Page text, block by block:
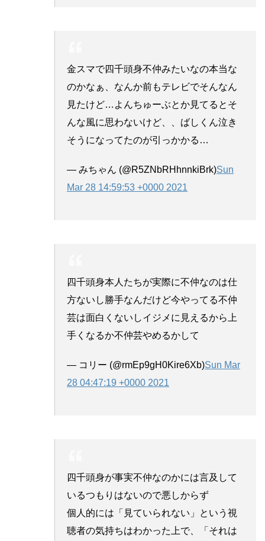
金スマで四千頭身不仲みたいなの本当な
のかなぁ、なんか前もテレビでそんなん
見たけど…よんちゅーぶとか見てるとそ
んな風に思わないけど、、ばしくん泣き
そうになってたのが引っかかる…
— みちゃん (@R5ZNbRHhnnkiBrk)Sun
Mar 28 14:59:53 +0000 2021
四千頭身本人たちが実際に不仲なのは仕
方ないし勝手なんだけど今やってる不仲
芸は面白くないしイジメに見えるから上
手くなるか不仲芸やめるかして
— コリー (@rmEp9gH0Kire6Xb)Sun Mar
28 04:47:19 +0000 2021
四千頭身が事実不仲なのかには言及して
いるつもりはないので悪しからず
個人的には「見ていられない」という視
聴者の気持ちはわかった上で、「それは